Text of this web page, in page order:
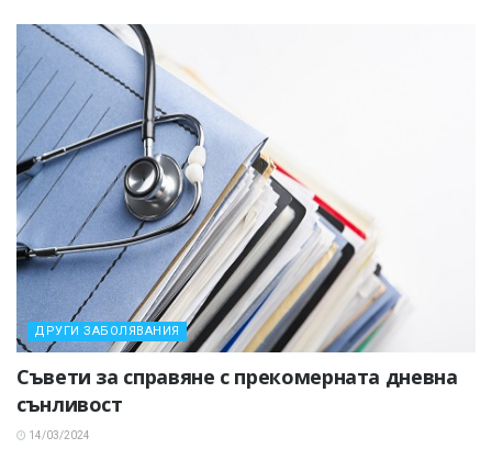
ДРУГИ ЗАБОЛЯВАНИЯ
Съвети за справяне с прекомерната дневна
сънливост
14/03/2024